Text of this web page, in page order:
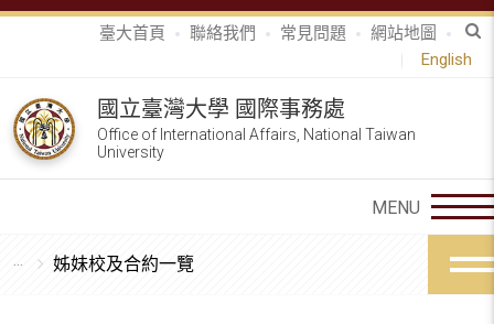
臺大首頁 聯絡我們 常見問題
網站地圖
English
國立臺灣大學 國際事務處
Office of International Affairs, National Taiwan
University
姊妹校及合約一覽